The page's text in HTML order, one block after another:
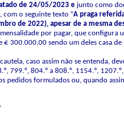
de 24/05/2023 e junto como
o seguinte texto “A praga
de 2022), apesar de a mesma
por pagar, que configura
300.000,00 sendo um deles casa
caso assim não se entenda,
804.º a 808.º, 1154.º,
formulados ou, quando